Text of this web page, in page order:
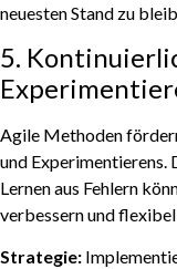
neuesten Stand zu
5.
Agile Methoden
und Experimentierens.
Lernen aus Fehlern
verbessern und
Strategie: